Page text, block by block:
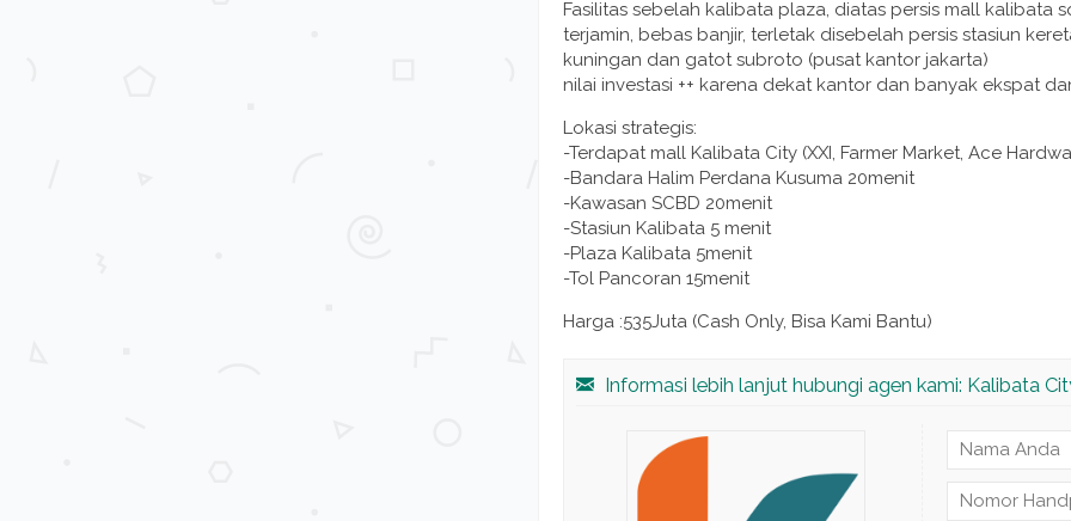
Fasilitas sebelah kalibata plaza, diatas persis mall kalibata
terjamin, bebas banjir, terletak disebelah persis stasiun
kuningan dan gatot subroto (pusat kantor jakarta)
nilai investasi ++ karena dekat kantor dan banyak ekspat
Lokasi strategis:
-Terdapat mall Kalibata City (XXI, Farmer Market, Ace
-Bandara Halim Perdana Kusuma 20menit
-Kawasan SCBD 20menit
-Stasiun Kalibata 5 menit
-Plaza Kalibata 5menit
-Tol Pancoran 15menit
Harga :535Juta (Cash Only, Bisa Kami Bantu)
Informasi lebih lanjut hubungi agen kami: Kalibata